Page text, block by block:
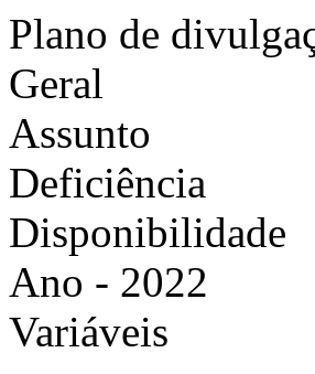
Plano de
Geral
Assunto
Deficiência
Disponibilidade
Ano - 2022
Variáveis